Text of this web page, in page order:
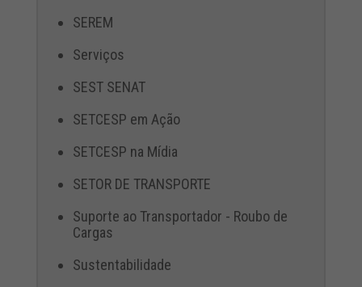
SEREM
Serviços
SEST SENAT
SETCESP em Ação
SETCESP na Mídia
SETOR DE TRANSPORTE
Suporte ao Transportador - Roubo de
Cargas
Sustentabilidade